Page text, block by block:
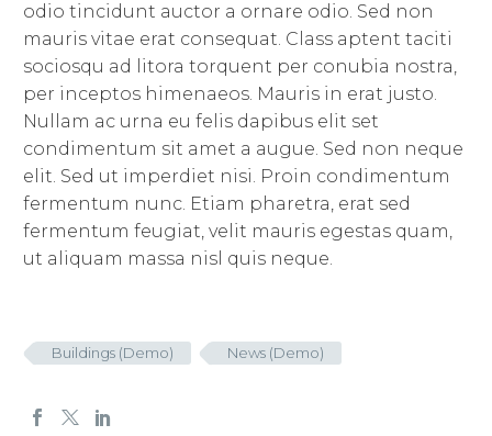
odio tincidunt auctor a ornare odio. Sed non
mauris vitae erat consequat. Class aptent taciti
sociosqu ad litora torquent per conubia nostra,
per inceptos himenaeos. Mauris in erat justo.
Nullam ac urna eu felis dapibus elit set
condimentum sit amet a augue. Sed non neque
elit. Sed ut imperdiet nisi. Proin condimentum
fermentum nunc. Etiam pharetra, erat sed
fermentum feugiat, velit mauris egestas quam,
ut aliquam massa nisl quis neque.
Buildings (Demo) News (Demo)